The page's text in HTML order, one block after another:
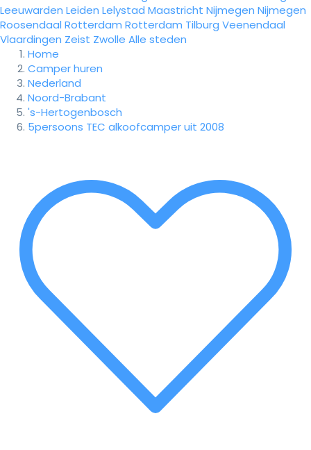
Leeuwarden Leiden Lelystad Maastricht Nijmegen Nijmegen
Roosendaal Rotterdam Rotterdam Tilburg Veenendaal
Vlaardingen Zeist Zwolle Alle steden
Home
Camper huren
Nederland
Noord-Brabant
's-Hertogenbosch
5persoons TEC alkoofcamper uit 2008